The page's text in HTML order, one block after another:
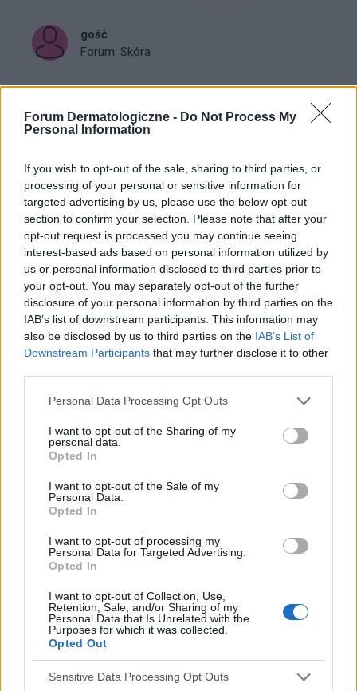
Forum Dermatologiczne - Do Not Process My
Personal Information
If you wish to opt-out of the sale, sharing to third parties, or
processing of your personal or sensitive information for
targeted advertising by us, please use the below opt-out
section to confirm your selection. Please note that after your
opt-out request is processed you may continue seeing
interest-based ads based on personal information utilized by
us or personal information disclosed to third parties prior to
your opt-out. You may separately opt-out of the further
disclosure of your personal information by third parties on the
IAB’s list of downstream participants. This information may
also be disclosed by us to third parties on the IAB’s List of
Downstream Participants that may further disclose it to other
Personal Data Processing Opt Outs
I want to opt-out of the Sharing of my
personal data.
Opted In
I want to opt-out of the Sale of my
Personal Data.
Opted In
I want to opt-out of processing my
Personal Data for Targeted Advertising.
Opted In
I want to opt-out of Collection, Use,
Retention, Sale, and/or Sharing of my
Personal Data that Is Unrelated with the
Purposes for which it was collected.
Opted Out
Sensitive Data Processing Opt Outs
gość
Forum: Skóra
Jak w temacie czy może mi ktoś odpowiedzieć co to
??
gość
Forum:Skóra
PROSZE WAS O POMOC ! CO TO JEST !!
Jak w temacie czy może mi ktoś odpowiedzieć co to
jest ?? czy to nie jest jakiś czerniak albo coś innego.....
??
gość
Co mnie ugryzło?
Po weekendzie na działce pojawiły mi się na nodze
takie ugryzienia. Na dworze były komary, meszki, inne
owady, ale niepokoi mnie kilka ugryzień obok siebie
gość
Forum:Skóra
Co mnie ugryzło?
Po weekendzie na działce pojawiły mi się na nodze